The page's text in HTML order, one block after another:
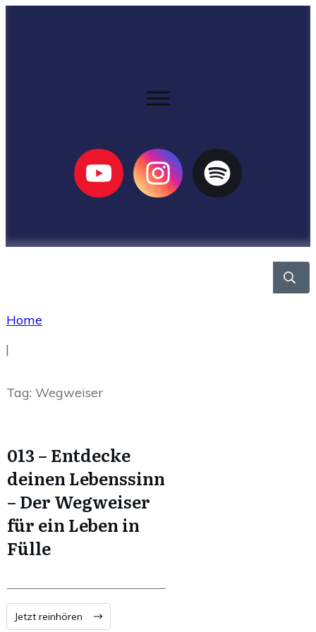
Home
|
Tag: Wegweiser
013 – Entdecke
deinen Lebenssinn
– Der Wegweiser
für ein Leben in
Fülle
Jetzt reinhören